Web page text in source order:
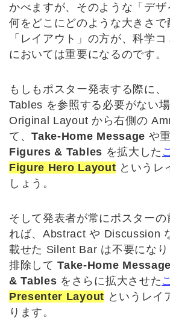
かべますが、そのような「デザ
何をどこにどのような大きさで
「レイアウト」の方が、科学
においては重要になるのです。
もしもポスター発表する際に
Tables を参照する必要がない
Original Layout から右側の
て、Take-Home Message や
Figures & Tables を拡大した
Figure Hero Layout というレ
しょう。
そして発表者が常にポスター
れば、Abstract や Discussion
載せた Silent Bar は不要にな
排除してTake-Home Message
& Tables をさらに拡大させた
Presenter Layout というレイ
ります。